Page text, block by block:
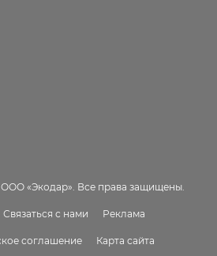
«Экодар». Все права защищены.
Связаться с нами Реклама
соглашение Карта сайта